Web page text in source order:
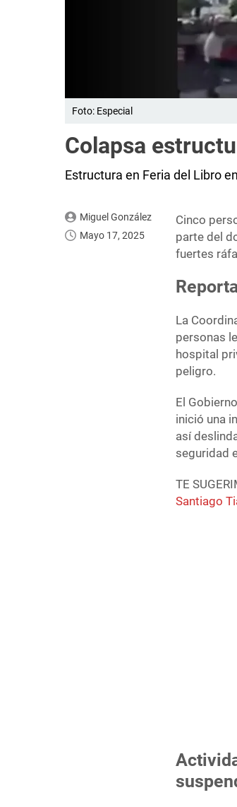
Foto: Especial
Colapsa
Estructura en Feria del Libro
Miguel González
Mayo 17, 2025
Cinco
parte del
fuertes
La
personas
hospital
peligro.
El
inició una
así
seguridad
TE
Santiago